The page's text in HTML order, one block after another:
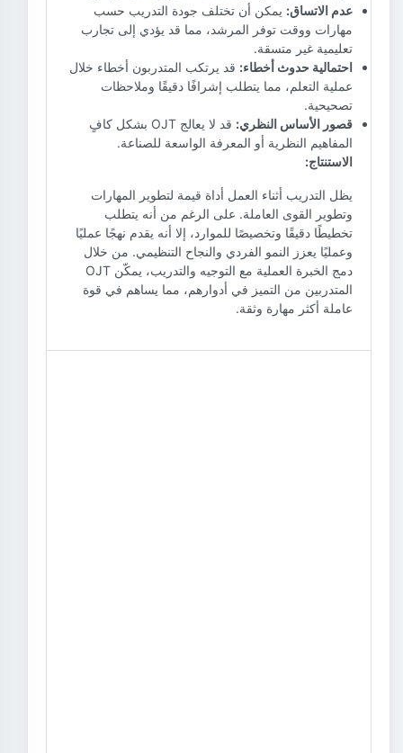
عدم الاتساق: يمكن أن تختلف جودة التدريب حسب
مهارات ووقت توفر المرشد، مما قد يؤدي إلى تجارب
تعليمية غير متسقة.
احتمالية حدوث أخطاء: قد يرتكب المتدربون أخطاء خلال
عملية التعلم، مما يتطلب إشرافًا دقيقًا وملاحظات
تصحيحية.
قصور الأساس النظري:
قد لا يعالج OJT بشكل كافٍ
المفاهيم النظرية أو المعرفة الواسعة للصناعة.
الاستنتاج:
يظل التدريب أثناء العمل أداة قيمة لتطوير المهارات
وتطوير القوى العاملة. على الرغم من أنه يتطلب
تخطيطًا دقيقًا وتخصيصًا للموارد، إلا أنه يقدم نهجًا عمليًا
وعمليًا يعزز النمو الفردي والنجاح التنظيمي. من خلال
دمج الخبرة العملية مع التوجيه والتدريب، يمكّن OJT
المتدربين من التميز في أدوارهم، مما يساهم في قوة
عاملة أكثر مهارة وثقة.